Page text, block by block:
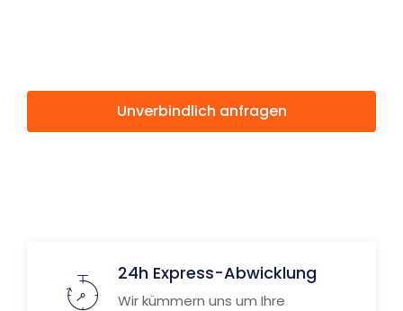
Unverbindlich anfragen
24h Express-Abwicklung
Wir kümmern uns um Ihre